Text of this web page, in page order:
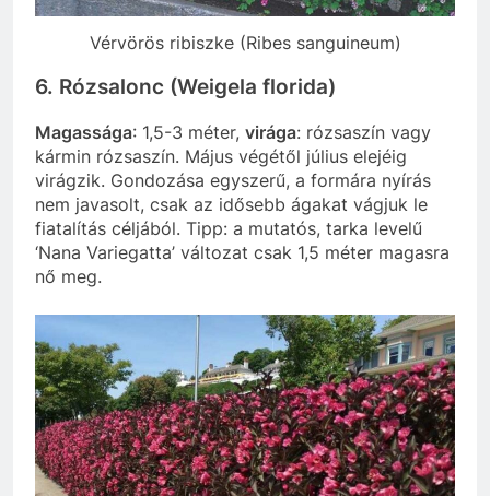
Vérvörös ribiszke (Ribes sanguineum)
6. Rózsalonc (Weigela florida)
Magassága: 1,5-3 méter, virága: rózsaszín vagy
kármin rózsaszín. Május végétől július elejéig
virágzik. Gondozása egyszerű, a formára nyírás
nem javasolt, csak az idősebb ágakat vágjuk le
fiatalítás céljából. Tipp: a mutatós, tarka levelű
‘Nana Variegatta’ változat csak 1,5 méter magasra
nő meg.